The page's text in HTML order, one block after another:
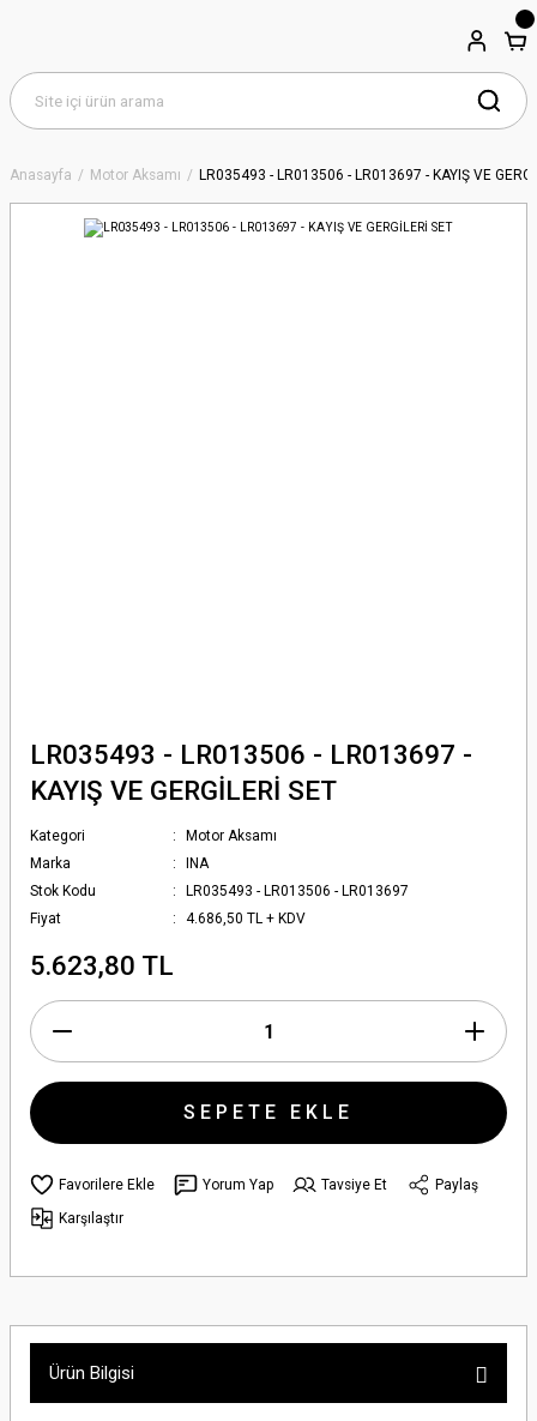
Anasayfa Motor Aksamı LR035493 - LR013506 - LR013697 - KAYIŞ VE
LR035493 - LR013506 - LR013697 -
KAYIŞ VE GERGİLERİ SET
Kategori
Motor Aksamı
Marka
INA
Stok Kodu
LR035493 - LR013506 - LR013697
Fiyat
4.686,50 TL + KDV
5.623,80 TL
SEPETE EKLE
Yorum Yap Tavsiye Et
Paylaş
Karşılaştır
Ürün Bilgisi